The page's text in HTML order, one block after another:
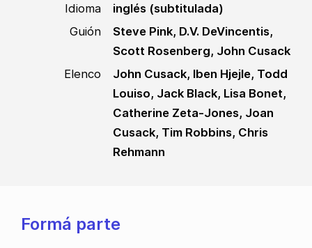
Idioma
inglés (subtitulada)
Guión
Steve Pink, D.V. DeVincentis,
Scott Rosenberg, John Cusack
Elenco
John Cusack, Iben Hjejle, Todd
Louiso, Jack Black, Lisa Bonet,
Catherine Zeta-Jones, Joan
Cusack, Tim Robbins, Chris
Rehmann
Formá parte